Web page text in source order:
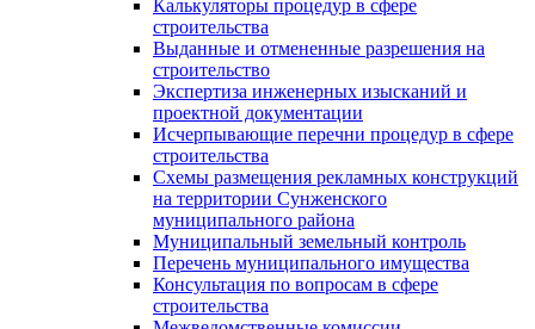
Калькуляторы процедур в сфере
строительства
Выданные и отмененные разрешения на
строительство
Экспертиза инженерных изысканий и
проектной документации
Исчерпывающие перечни процедур в сфере
строительства
Схемы размещения рекламных конструкций
на территории Сунженского
муниципального района
Муниципальный земельный контроль
Перечень муниципального имущества
Консультация по вопросам в сфере
строительства